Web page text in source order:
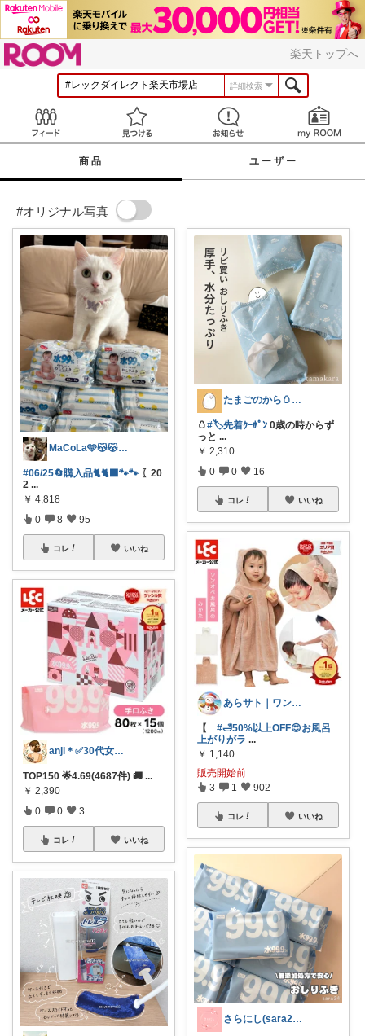
楽天トップへ
詳細検索
見つける お知らせ
商品 ユーザー
#オリジナル写真
MaCoLa🩵😽😽🩷②🫶✨
#06/25🔄購入品🐈🐈‍⬛🐾🐾 〖20
2 ...
￥ 4,818
0 8 95
コレ いいね
anji＊✅30代女性売上ランキング🏆
TOP150 🌟4.69(4687件) 🚚 ...
￥ 2,390
0 0 3
コレ いいね
たまごのから🥚ラクに暮らす┊︎育児
🥚#🏷️先着ｸｰﾎﾟﾝ 0歳の時からず
っと ...
￥ 2,310
0 0 16
コレ いいね
あらサト｜ワンオペ4児ママ👶
【 #🛁50%以上OFF😍お風呂
上がりがラ ...
￥ 1,140
販売開始前
3 1 902
コレ いいね
さらにし(sara24)🌸